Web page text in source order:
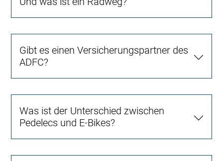
Gibt es einen Versicherungspartner des
ADFC?
Was ist der Unterschied zwischen
Pedelecs und E-Bikes?